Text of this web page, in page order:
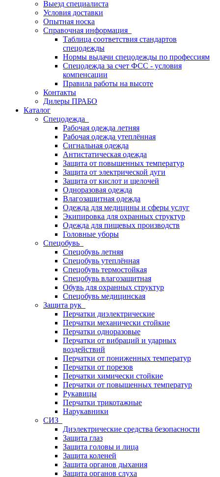
Выезд специалиста
Условия доставки
Опытная носка
Справочная информация
Таблица соответствия стандартов
спецодежды
Нормы выдачи спецодежды по профессиям
Спецодежда за счет ФСС - условия
компенсации
Правила работы на высоте
Контакты
Дилеры ПРАБО
Каталог
Спецодежда
Рабочая одежда летняя
Рабочая одежда утеплённая
Сигнальная одежда
Антистатическая одежда
Защита от повышенных температур
Защита от электрической дуги
Защита от кислот и щелочей
Одноразовая одежда
Влагозащитная одежда
Одежда для медицины и сферы услуг
Экипировка для охранных структур
Одежда для пищевых производств
Головные уборы
Спецобувь
Спецобувь летняя
Спецобувь утеплённая
Спецобувь термостойкая
Спецобувь влагозащитная
Обувь для охранных структур
Спецобувь медицинская
Защита рук
Перчатки диэлектрические
Перчатки механически стойкие
Перчатки одноразовые
Перчатки от вибраций и ударных
воздействий
Перчатки от пониженных температур
Перчатки от порезов
Перчатки химически стойкие
Перчатки от повышенных температур
Рукавицы
Перчатки трикотажные
Нарукавники
СИЗ
Диэлектрические средства безопасности
Защита глаз
Защита головы и лица
Защита коленей
Защита органов дыхания
Защита органов слуха